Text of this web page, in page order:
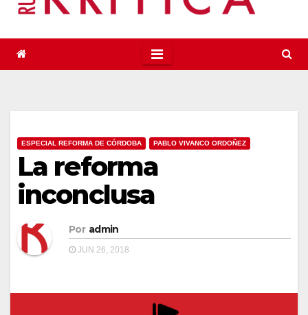
ESPECIAL REFORMA DE CÓRDOBA PABLO VIVANCO ORDOÑEZ
La reforma
inconclusa
Por admin
JUN 26, 2018